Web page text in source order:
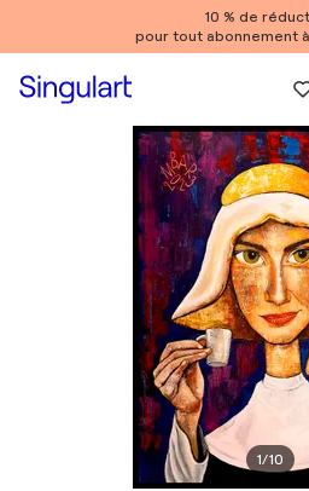
10 % de
pour tout abonnement
1/10